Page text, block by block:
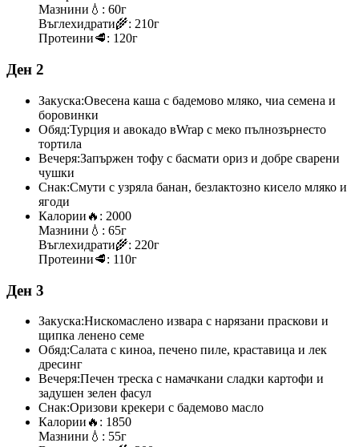
Мазнини 💧: 60г
Въглехидрати🌾: 210г
Протеини🥩: 120г
Ден 2
Закуска:Овесена каша с бадемово мляко, чиа семена и
боровинки
Обяд:Турция и авокадо вWrap с меко пълнозърнесто
тортила
Вечеря:Запържен тофу с басмати ориз и добре сварени
чушки
Снак:Смути с узряла банан, безлактозно кисело мляко и
ягоди
Калории 🔥: 2000
Мазнини 💧: 65г
Въглехидрати🌾: 220г
Протеини🥩: 110г
Ден 3
Закуска:Нискомаслено извара с нарязани праскови и
щипка ленено семе
Обяд:Салата с киноа, печено пиле, краставица и лек
дресинг
Вечеря:Печен треска с намачкани сладки картофи и
задушен зелен фасул
Снак:Оризови крекери с бадемово масло
Калории 🔥: 1850
Мазнини 💧: 55г